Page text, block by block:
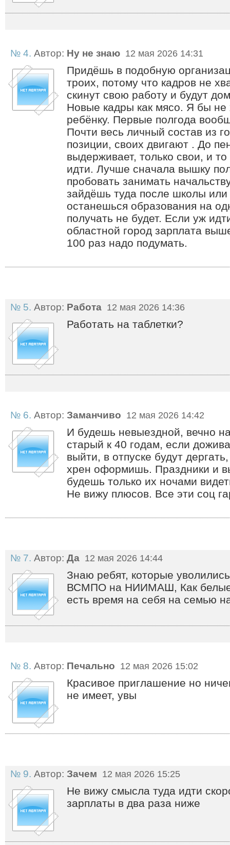
№ 4. Автор: Ну не знаю 12 мая 2026 14:31
Придёшь в подобную
троих, потому что кадров не
скинут свою работу и будут
Новые кадры как мясо. Я бы не
ребёнку. Первые полгода
Почти весь личный состав из
позиции, своих двигают . До
выдерживает, только свои, и
идти. Лучше сначала вышку
пробовать занимать
зайдёшь туда после школы или
останешься образования на
получать не будет. Если уж
областной город зарплата
100 раз надо подумать.
№ 5. Автор: Работа 12 мая 2026 14:36
Работать на таблетки?
№ 6. Автор: Заманчиво 12 мая 2026 14:42
И будешь невыездной, вечно
старый к 40 годам, если
выйти, в отпуске будут
хрен оформишь. Праздники и
будешь только их ночами
Не вижу плюсов. Все эти соц
№ 7. Автор: Да 12 мая 2026 14:44
Знаю ребят, которые
ВСМПО на НИИМАШ, Как белые
есть время на себя на семью
№ 8. Автор: Печально 12 мая 2026 15:02
Красивое приглашение но
не имеет, увы
№ 9. Автор: Зачем 12 мая 2026 15:25
Не вижу смысла туда идти
зарплаты в два раза ниже